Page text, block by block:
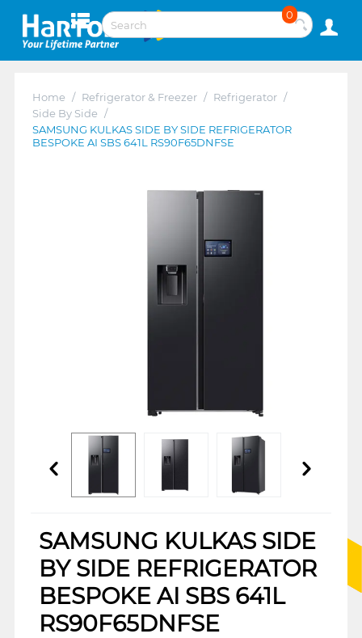
0
Home / Refrigerator & Freezer / Refrigerator /
Side By Side /
SAMSUNG KULKAS SIDE BY SIDE REFRIGERATOR
BESPOKE AI SBS 641L RS90F65DNFSE
SAMSUNG KULKAS SIDE
BY SIDE REFRIGERATOR
BESPOKE AI SBS 641L
RS90F65DNFSE